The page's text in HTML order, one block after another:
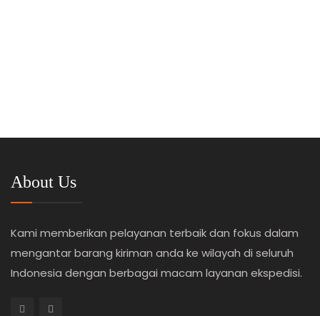
About Us
Kami memberikan pelayanan terbaik dan fokus dalam
mengantar barang kiriman anda ke wilayah di seluruh
Indonesia dengan berbagai macam layanan ekspedisi.